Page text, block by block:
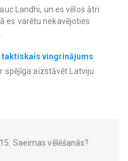
Landhi, un es vēlos ātri
es varētu nekavējoties
taktiskais vingrinājums
spējīga aizstāvēt Latviju
Saeimas vēlēšanās?